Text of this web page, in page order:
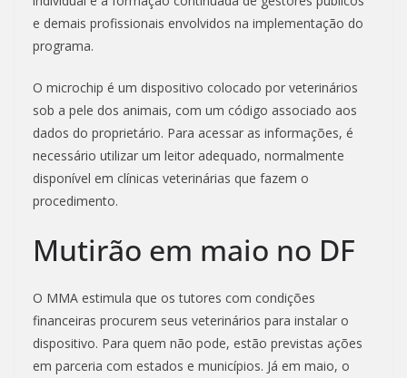
e demais profissionais envolvidos na implementação do
programa.
O microchip é um dispositivo colocado por veterinários
sob a pele dos animais, com um código associado aos
dados do proprietário. Para acessar as informações, é
necessário utilizar um leitor adequado, normalmente
disponível em clínicas veterinárias que fazem o
procedimento.
Mutirão em maio no DF
O MMA estimula que os tutores com condições
financeiras procurem seus veterinários para instalar o
dispositivo. Para quem não pode, estão previstas ações
em parceria com estados e municípios. Já em maio, o